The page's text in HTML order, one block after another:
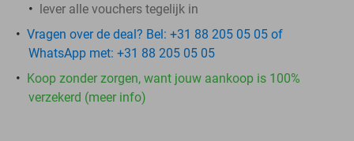
lever alle vouchers tegelijk in
Vragen over de deal? Bel: +31 88 205 05 05 of
WhatsApp met: +31 88 205 05 05
Koop zonder zorgen, want jouw aankoop is 100%
verzekerd (meer info)